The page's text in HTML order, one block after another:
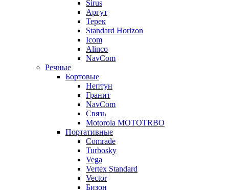
Sirus
Аргут
Терек
Standard Horizon
Icom
Alinco
NavCom
Речные
Бортовые
Нептун
Гранит
NavCom
Связь
Motorola MOTOTRBO
Портативные
Comrade
Turbosky
Vega
Vertex Standard
Vector
Бизон